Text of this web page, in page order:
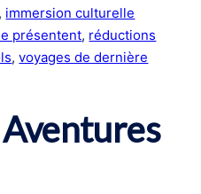
, immersion culturelle
présentent, réductions
, voyages de dernière